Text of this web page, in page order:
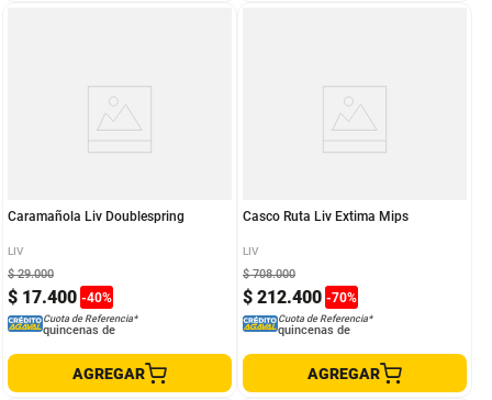
Caramañola Liv Doublespring
LIV
$ 17.400 -40%
$ 29.000
Cuota de Referencia*
quincenas de
AGREGAR
Casco Ruta Liv Extima Mips
LIV
$ 212.400 -70%
$ 708.000
Cuota de Referencia*
quincenas de
AGREGAR